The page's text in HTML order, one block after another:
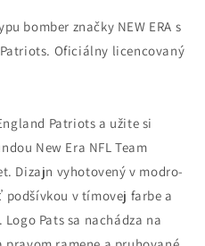
bomber značky NEW ERA s
Oficiálny licencovaný
Patriots a užite si
New Era NFL Team
Dizajn vyhotovený v modro-
v tímovej farbe a
Pats sa nachádza na